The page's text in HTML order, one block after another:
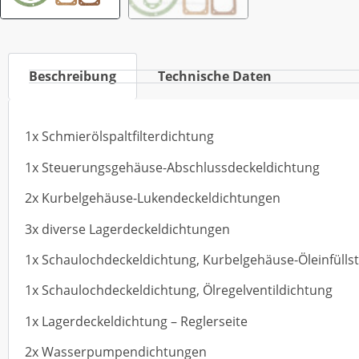
Beschreibung Technische Daten
1x Schmierölspaltfilterdichtung
1x Steuerungsgehäuse-Abschlussdeckeldichtung
2x Kurbelgehäuse-Lukendeckeldichtungen
3x diverse Lagerdeckeldichtungen
1x Schaulochdeckeldichtung, Kurbelgehäuse-
1x Schaulochdeckeldichtung, Ölregelventildichtung
1x Lagerdeckeldichtung – Reglerseite
2x Wasserpumpendichtungen